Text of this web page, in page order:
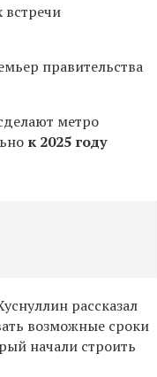
встречи
правительства
метро
к 2025 году
рассказал
возможные сроки
начали строить